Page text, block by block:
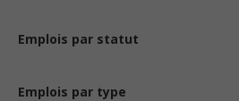
Emplois par statut
Emplois par type